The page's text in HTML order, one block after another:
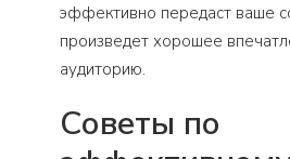
эффективно передаст ваше
произведет хорошее
аудиторию.
Советы по